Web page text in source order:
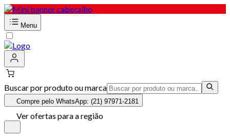
Menu
Buscar por produto ou marca
Compre pelo WhatsApp: (21) 97971-2181
Ver ofertas para a região